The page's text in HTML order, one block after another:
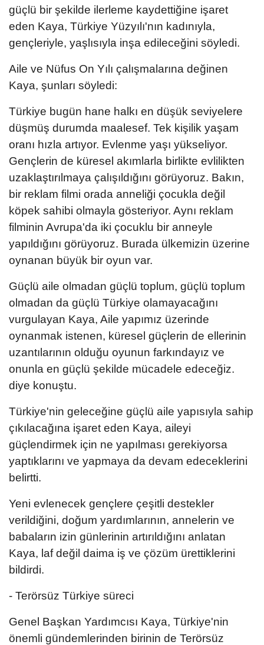
güçlü bir şekilde ilerleme kaydettiğine işaret
eden Kaya, Türkiye Yüzyılı'nın kadınıyla,
gençleriyle, yaşlısıyla inşa edileceğini söyledi.
Aile ve Nüfus On Yılı çalışmalarına değinen
Kaya, şunları söyledi:
Türkiye bugün hane halkı en düşük seviyelere
düşmüş durumda maalesef. Tek kişilik yaşam
oranı hızla artıyor. Evlenme yaşı yükseliyor.
Gençlerin de küresel akımlarla birlikte evlilikten
uzaklaştırılmaya çalışıldığını görüyoruz. Bakın,
bir reklam filmi orada anneliği çocukla değil
köpek sahibi olmayla gösteriyor. Aynı reklam
filminin Avrupa'da iki çocuklu bir anneyle
yapıldığını görüyoruz. Burada ülkemizin üzerine
oynanan büyük bir oyun var.
Güçlü aile olmadan güçlü toplum, güçlü toplum
olmadan da güçlü Türkiye olamayacağını
vurgulayan Kaya, Aile yapımız üzerinde
oynanmak istenen, küresel güçlerin de ellerinin
uzantılarının olduğu oyunun farkındayız ve
onunla en güçlü şekilde mücadele edeceğiz.
diye konuştu.
Türkiye'nin geleceğine güçlü aile yapısıyla sahip
çıkılacağına işaret eden Kaya, aileyi
güçlendirmek için ne yapılması gerekiyorsa
yaptıklarını ve yapmaya da devam edeceklerini
belirtti.
Yeni evlenecek gençlere çeşitli destekler
verildiğini, doğum yardımlarının, annelerin ve
babaların izin günlerinin artırıldığını anlatan
Kaya, laf değil daima iş ve çözüm ürettiklerini
bildirdi.
- Terörsüz Türkiye süreci
Genel Başkan Yardımcısı Kaya, Türkiye'nin
önemli gündemlerinden birinin de Terörsüz